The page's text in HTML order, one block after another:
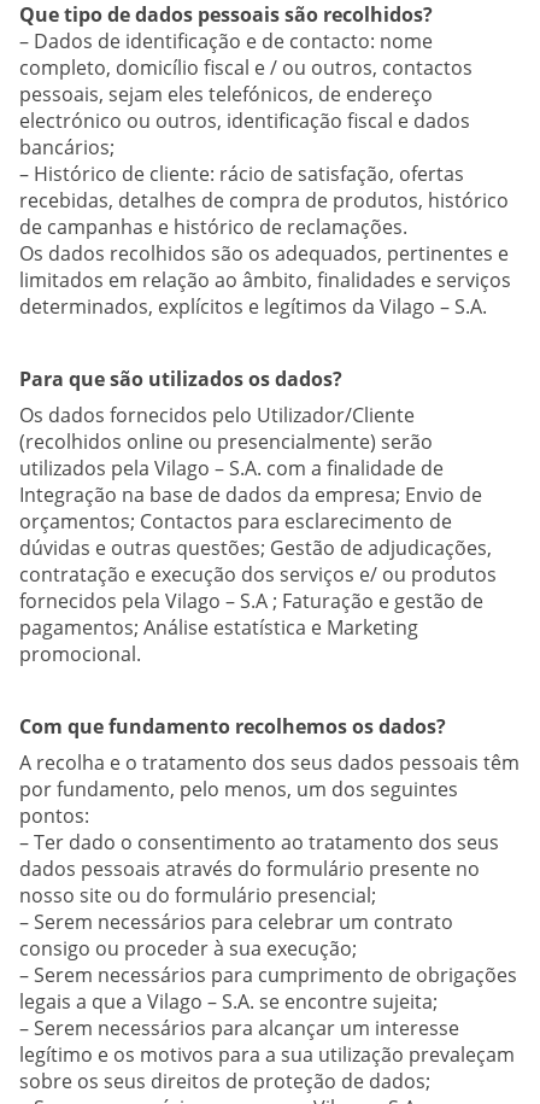
Que tipo de dados pessoais são recolhidos?
– Dados de identificação e de contacto: nome
completo, domicílio fiscal e / ou outros, contactos
pessoais, sejam eles telefónicos, de endereço
electrónico ou outros, identificação fiscal e dados
bancários;
– Histórico de cliente: rácio de satisfação, ofertas
recebidas, detalhes de compra de produtos, histórico
de campanhas e histórico de reclamações.
Os dados recolhidos são os adequados, pertinentes e
limitados em relação ao âmbito, finalidades e serviços
determinados, explícitos e legítimos da Vilago – S.A.
Para que são utilizados os dados?
Os dados fornecidos pelo Utilizador/Cliente
(recolhidos online ou presencialmente) serão
utilizados pela Vilago – S.A. com a finalidade de
Integração na base de dados da empresa; Envio de
orçamentos; Contactos para esclarecimento de
dúvidas e outras questões; Gestão de adjudicações,
contratação e execução dos serviços e/ ou produtos
fornecidos pela Vilago – S.A ; Faturação e gestão de
pagamentos; Análise estatística e Marketing
promocional.
Com que fundamento recolhemos os dados?
A recolha e o tratamento dos seus dados pessoais têm
por fundamento, pelo menos, um dos seguintes
pontos:
– Ter dado o consentimento ao tratamento dos seus
dados pessoais através do formulário presente no
nosso site ou do formulário presencial;
– Serem necessários para celebrar um contrato
consigo ou proceder à sua execução;
– Serem necessários para cumprimento de obrigações
legais a que a Vilago – S.A. se encontre sujeita;
– Serem necessários para alcançar um interesse
legítimo e os motivos para a sua utilização prevaleçam
sobre os seus direitos de proteção de dados;